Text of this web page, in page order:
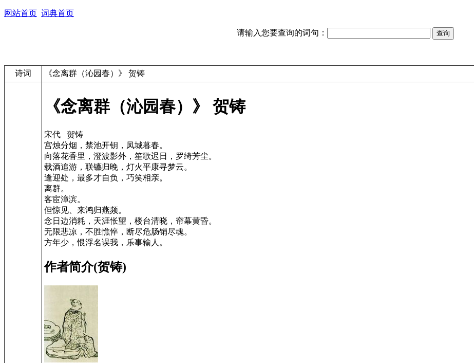
网站首页 词典首页
请输入您要查询的词句：
诗词 《念离群（沁园春）》 贺铸
《念离群（沁园春）》 贺铸
宋代 贺铸
宫烛分烟，禁池开钥，凤城暮春。
向落花香里，澄波影外，笙歌迟日，罗绮芳尘。
载酒追游，联镳归晚，灯火平康寻梦云。
逢迎处，最多才自负，巧笑相亲。
离群。
客宦漳滨。
但惊见、来鸿归燕频。
念日边消耗，天涯怅望，楼台清晓，帘幕黄昏。
无限悲凉，不胜憔悴，断尽危肠销尽魂。
方年少，恨浮名误我，乐事输人。
作者简介(贺铸)